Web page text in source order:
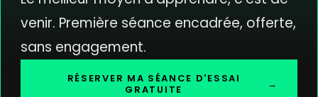
venir. Première séance encadrée, offerte,
sans engagement.
RÉSERVER MA SÉANCE D'ESSAI
GRATUITE
→